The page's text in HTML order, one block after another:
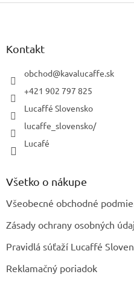
Z
Kontakt
obchod@kavalucaffe.sk
+421 902 797 825
Lucaffé Slovensko
lucaffe_slovensko/
Lucafé
Všetko o nákupe
Všeobecné obchodné
Zásady ochrany osobných
Pravidlá súťaží Lucaffé
Reklamačný poriadok